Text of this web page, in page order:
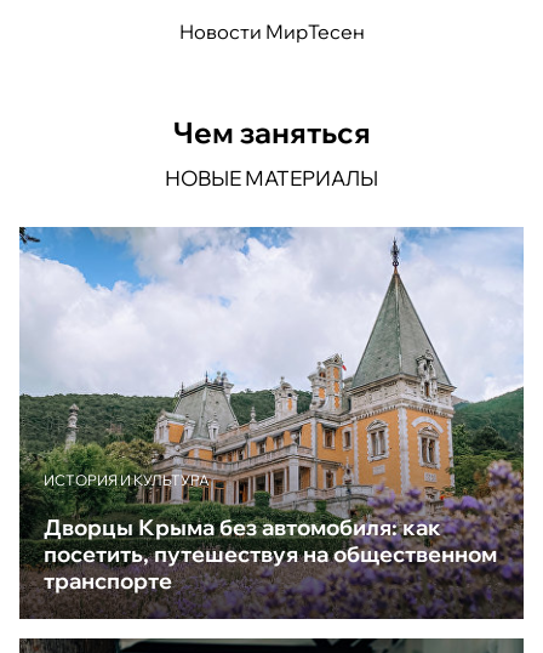
Новости МирТесен
Чем заняться
НОВЫЕ МАТЕРИАЛЫ
ИСТОРИЯ И КУЛЬТУРА
Дворцы Крыма без автомобиля: как
посетить, путешествуя на общественном
транспорте